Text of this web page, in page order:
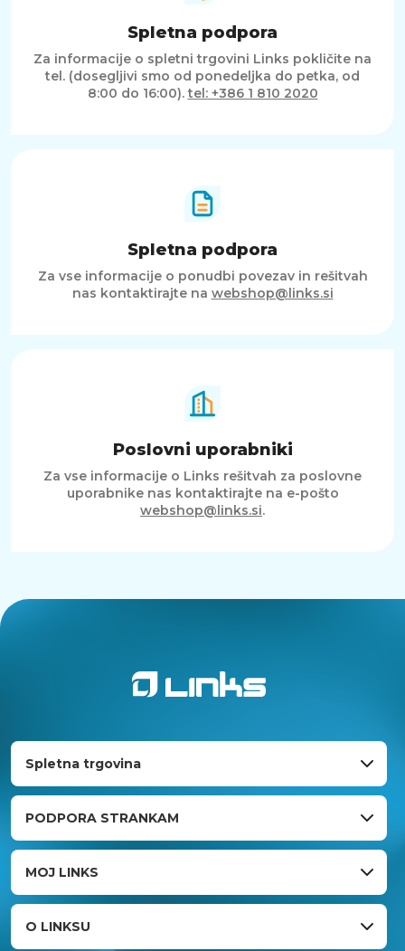
Spletna podpora
Za informacije o spletni trgovini Links pokličite na
tel. (dosegljivi smo od ponedeljka do petka, od
8:00 do 16:00).tel: +386 1 810 2020
Spletna podpora
Za vse informacije o ponudbi povezav in rešitvah
nas kontaktirajte na webshop@links.si
Poslovni uporabniki
Za vse informacije o Links rešitvah za poslovne
uporabnike nas kontaktirajte na e-pošto
webshop@links.si.
Spletna trgovina
PODPORA STRANKAM
MOJ LINKS
O LINKSU